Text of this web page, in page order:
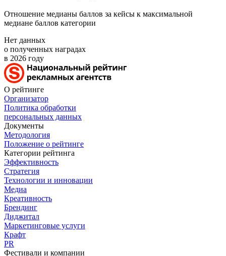
Отношение медианы баллов за кейсы к максимальной
медиане баллов категории
Нет данных
о полученных наградах
в 2026 году
О рейтинге
Организатор
Политика обработки
персональных данных
Документы
Методология
Положение о рейтинге
Категории рейтинга
Эффективность
Стратегия
Технологии и инновации
Медиа
Креативность
Брендинг
Диджитал
Маркетинговые услуги
Крафт
PR
Фестивали и компании